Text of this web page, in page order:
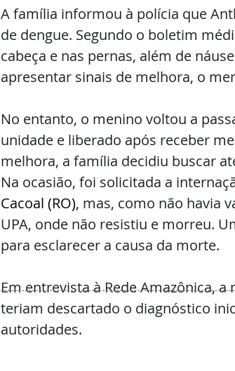
A família informou à polícia que
de dengue. Segundo o boletim
cabeça e nas pernas, além de
apresentar sinais de melhora, o
No entanto, o menino voltou a
unidade e liberado após receber
melhora, a família decidiu buscar
Na ocasião, foi solicitada a
Cacoal (RO), mas, como não havia
UPA, onde não resistiu e morreu.
para esclarecer a causa da morte.
Em entrevista à Rede Amazônica,
teriam descartado o diagnóstico
autoridades.